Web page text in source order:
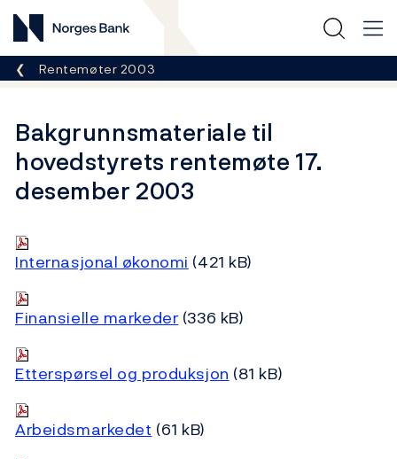
Norges Bank
Her er du nå:
Rentemøter 2003
Bakgrunnsmateriale til
hovedstyrets rentemøte 17.
desember 2003
Internasjonal økonomi (421 kB)
Finansielle markeder (336 kB)
Etterspørsel og produksjon (81 kB)
Arbeidsmarkedet (61 kB)